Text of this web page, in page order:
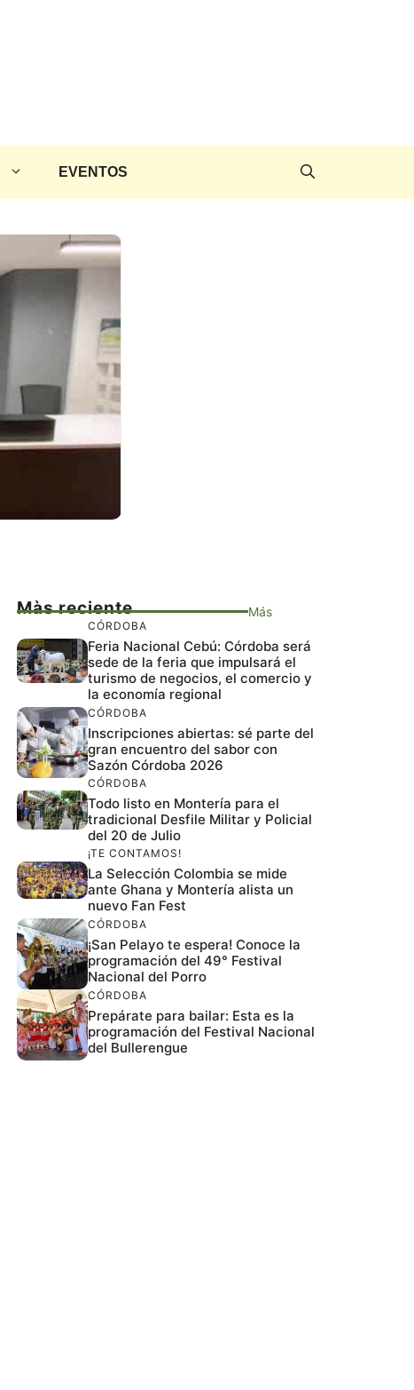
EVENTOS
Màs reciente Más
CÓRDOBA
Feria Nacional Cebú: Córdoba será
sede de la feria que impulsará el
turismo de negocios, el comercio y
la economía regional
CÓRDOBA
Inscripciones abiertas: sé parte del
gran encuentro del sabor con
Sazón Córdoba 2026
CÓRDOBA
Todo listo en Montería para el
tradicional Desfile Militar y Policial
del 20 de Julio
¡TE CONTAMOS!
La Selección Colombia se mide
ante Ghana y Montería alista un
nuevo Fan Fest
CÓRDOBA
¡San Pelayo te espera! Conoce la
programación del 49° Festival
Nacional del Porro
CÓRDOBA
Prepárate para bailar: Esta es la
programación del Festival Nacional
del Bullerengue